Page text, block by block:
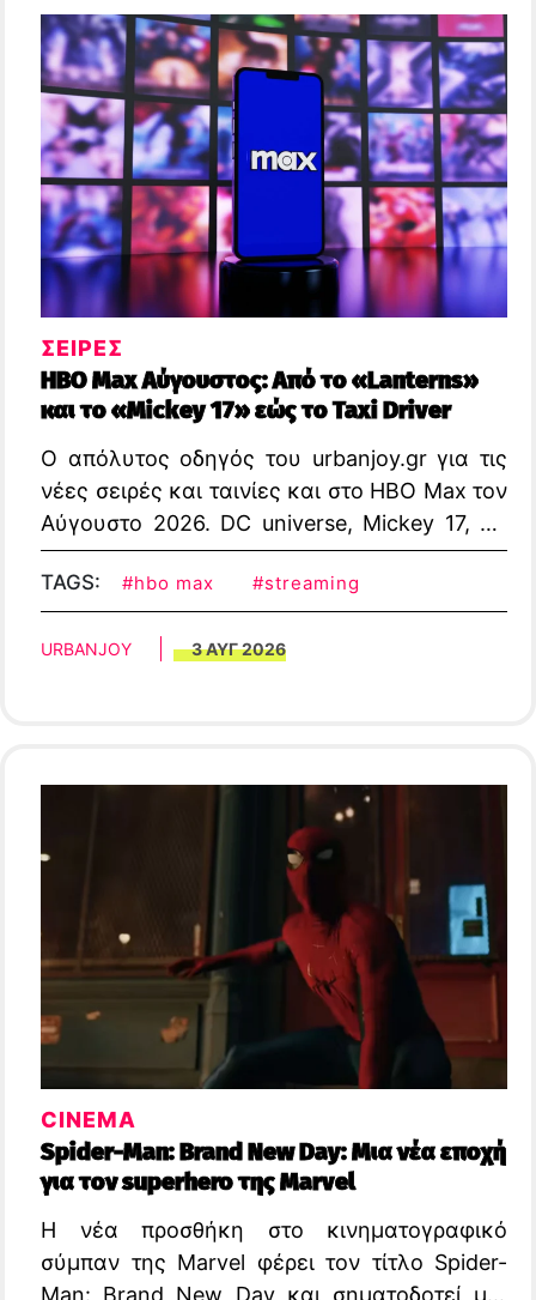
ΣΕΙΡΕΣ
HBO Max Αύγουστος: Από το «Lanterns»
και το «Mickey 17» εώς το Taxi Driver
Ο απόλυτος οδηγός του urbanjoy.gr για τις
νέες σειρές και ταινίες και στο ΗΒΟ Max τον
Αύγουστο 2026. DC universe, Mickey 17, De
Niro, Shark Week και ζωντανά το US Open.
TAGS: #hbo max #streaming
URBANJOY 3 ΑΥΓ 2026
CINEMA
Spider-Man: Brand New Day: Μια νέα εποχή
για τον superhero της Marvel
Η νέα προσθήκη στο κινηματογραφικό
σύμπαν της Marvel φέρει τον τίτλο Spider-
Man: Brand New Day και σηματοδοτεί μια